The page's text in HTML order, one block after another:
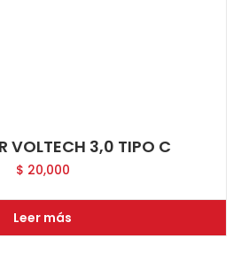
VOLTECH 3,0 TIPO C
$ 20,000
Leer más